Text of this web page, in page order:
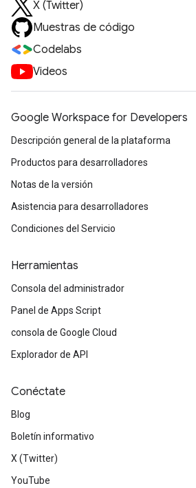
X (Twitter)
Muestras de código
Codelabs
Videos
Google Workspace for Developers
Descripción general de la plataforma
Productos para desarrolladores
Notas de la versión
Asistencia para desarrolladores
Condiciones del Servicio
Herramientas
Consola del administrador
Panel de Apps Script
consola de Google Cloud
Explorador de API
Conéctate
Blog
Boletín informativo
X (Twitter)
YouTube